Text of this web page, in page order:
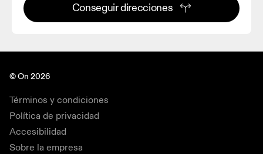
Conseguir direcciones
© On 2026
Términos y condiciones
Política de privacidad
Accesibilidad
Sobre la empresa